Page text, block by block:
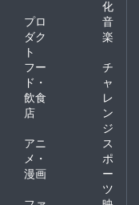
化
プロ
ダク
ト
音
楽
フー
ド・
飲食
店
チ
ャ
レ
ン
ジ
アニ
メ・
漫画
ス
ポ
ー
ツ